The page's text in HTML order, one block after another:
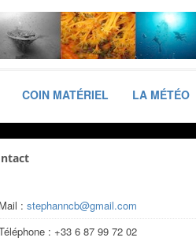
COIN MATÉRIEL LA MÉTÉO
Mail : stephanncb@gmail.com
: +33 6 87 99 72 02